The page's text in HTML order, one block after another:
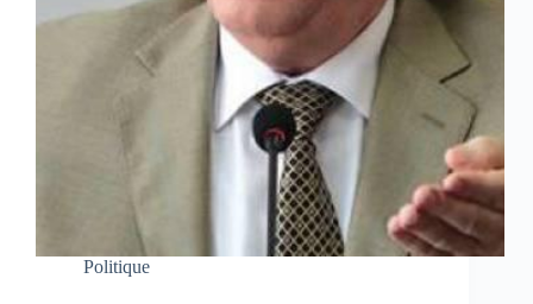
Politique